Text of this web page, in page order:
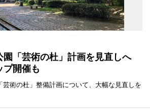
園「芸術の杜」計画を見直しへ
プ開催も
術の杜」整備計画について、大幅な見直しを